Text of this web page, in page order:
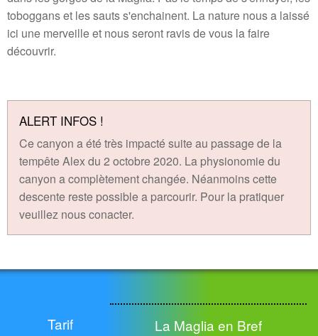
toboggans et les sauts s'enchainent. La nature nous a laissé
ici une merveille et nous seront ravis de vous la faire
découvrir.
ALERT INFOS !
Ce canyon a été très impacté suite au passage de la
tempête Alex du 2 octobre 2020. La physionomie du
canyon a complètement changée. Néanmoins cette
descente reste possible a parcourir. Pour la pratiquer
veuillez nous conacter.
Tarif La Maglia en Bref